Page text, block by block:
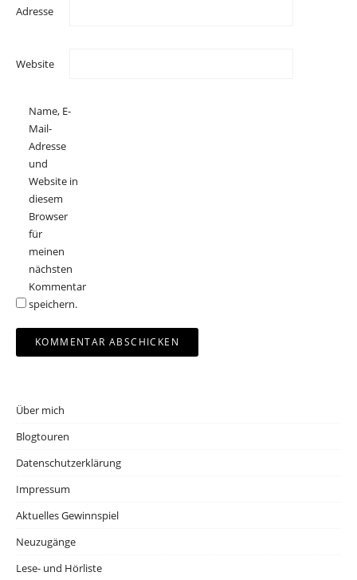
Adresse
Website
Name, E-
Mail-
Adresse
und
Website in
diesem
Browser
für
meinen
nächsten
Kommentar
speichern.
Über mich
Blogtouren
Datenschutzerklärung
Impressum
Aktuelles Gewinnspiel
Neuzugänge
Lese- und Hörliste